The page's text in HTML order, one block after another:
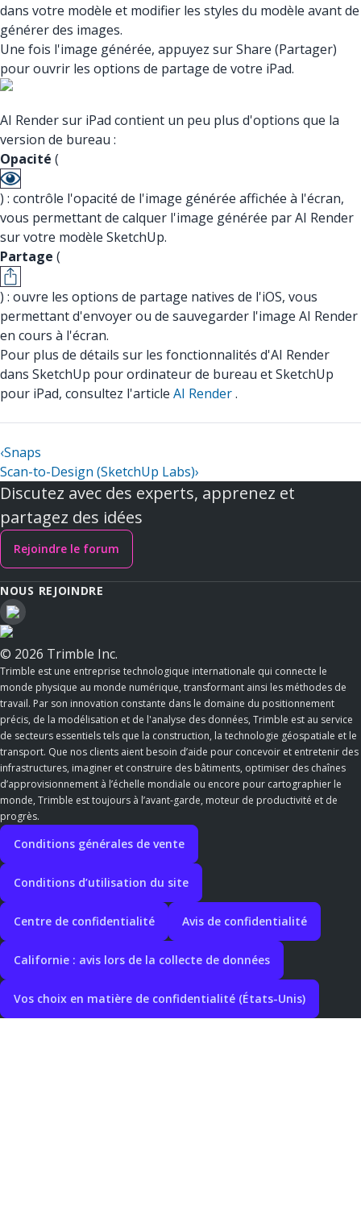
dans votre modèle et modifier les styles du modèle avant de
générer des images.
Une fois l'image générée, appuyez sur Share (Partager)
pour ouvrir les options de partage de votre iPad.
AI Render sur iPad contient un peu plus d'options que la
version de bureau :
Opacité (
) : contrôle l'opacité de l'image générée affichée à l'écran,
vous permettant de calquer l'image générée par AI Render
sur votre modèle SketchUp.
Partage (
) : ouvre les options de partage natives de l'iOS, vous
permettant d'envoyer ou de sauvegarder l'image AI Render
en cours à l'écran.
Pour plus de détails sur les fonctionnalités d'AI Render
dans SketchUp pour ordinateur de bureau et SketchUp
pour iPad, consultez l'article AI Render.
‹Snaps
Scan-to-Design (SketchUp Labs)›
Discutez avec des experts, apprenez et
partagez des idées
Rejoindre le forum
NOUS REJOINDRE
© 2026 Trimble Inc.
Trimble est une entreprise technologique internationale qui connecte le
monde physique au monde numérique, transformant ainsi les méthodes de
travail. Par son innovation constante dans le domaine du positionnement
précis, de la modélisation et de l'analyse des données, Trimble est au service
de secteurs essentiels tels que la construction, la technologie géospatiale et le
transport. Que nos clients aient besoin d’aide pour concevoir et entretenir des
infrastructures, imaginer et construire des bâtiments, optimiser des chaînes
d’approvisionnement à l’échelle mondiale ou encore pour cartographier le
monde, Trimble est toujours à l’avant-garde, moteur de productivité et de
progrès.
Conditions générales de vente
Conditions d’utilisation du site
Centre de confidentialité Avis de confidentialité
Californie : avis lors de la collecte de données
Vos choix en matière de confidentialité (États-Unis)